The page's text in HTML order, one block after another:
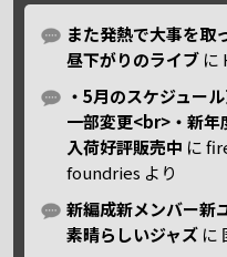
また発熱で大事を取
昼下がりのライブ に
・5月のスケジュー
一部変更<br>・新
入荷好評販売中 に
foundries より
新編成新メンバー新
素晴らしいジャズ に